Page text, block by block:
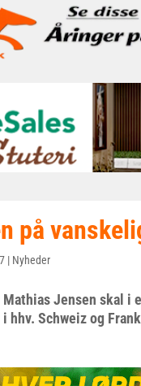
på
| Nyheder
Mathias Jensen skal
hhv. Schweiz og